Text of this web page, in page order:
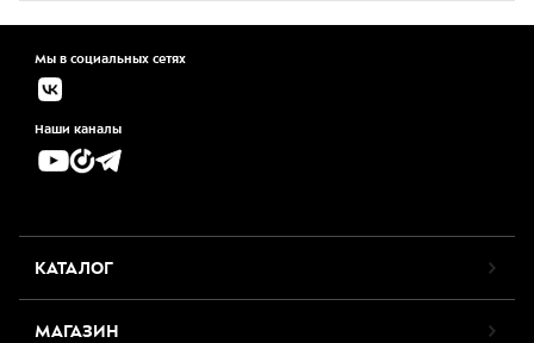
Мы в социальных сетях
Наши каналы
КАТАЛОГ
МАГАЗИН